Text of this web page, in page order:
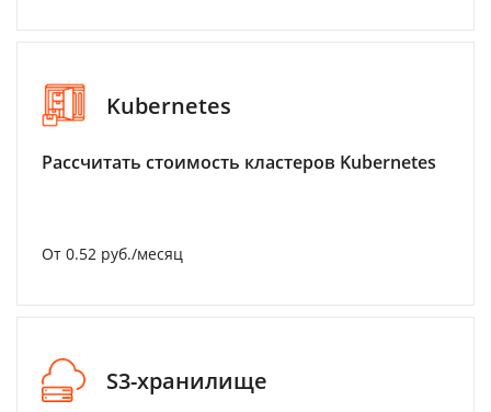
Kubernetes
Рассчитать стоимость кластеров Kubernetes
От 0.52 руб./месяц
S3-хранилище